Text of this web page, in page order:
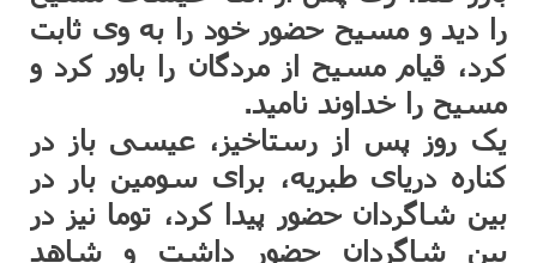
را دید و مسیح حضور خود را به وی ثابت
کرد، قیام مسیح از مردگان را باور کرد و
مسیح را خداوند نامید.
یک روز پس از رستاخیز، عیسی‌ باز در
کناره‌ دریای‌ طبریه‌، برای سومین بار در
بین شاگردان حضور پیدا کرد، توما نیز در
بین شاگردان حضور داشت و شاهد